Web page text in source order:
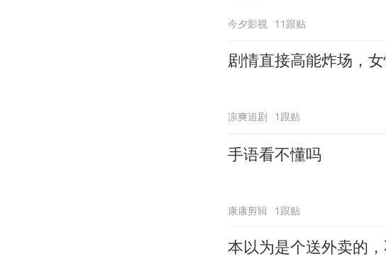
今夕影视 11跟贴
剧情直接高能炸场，
凉爽追剧 1跟贴
手语看不懂吗
康康剪辑 1跟贴
本以为是个送外卖的